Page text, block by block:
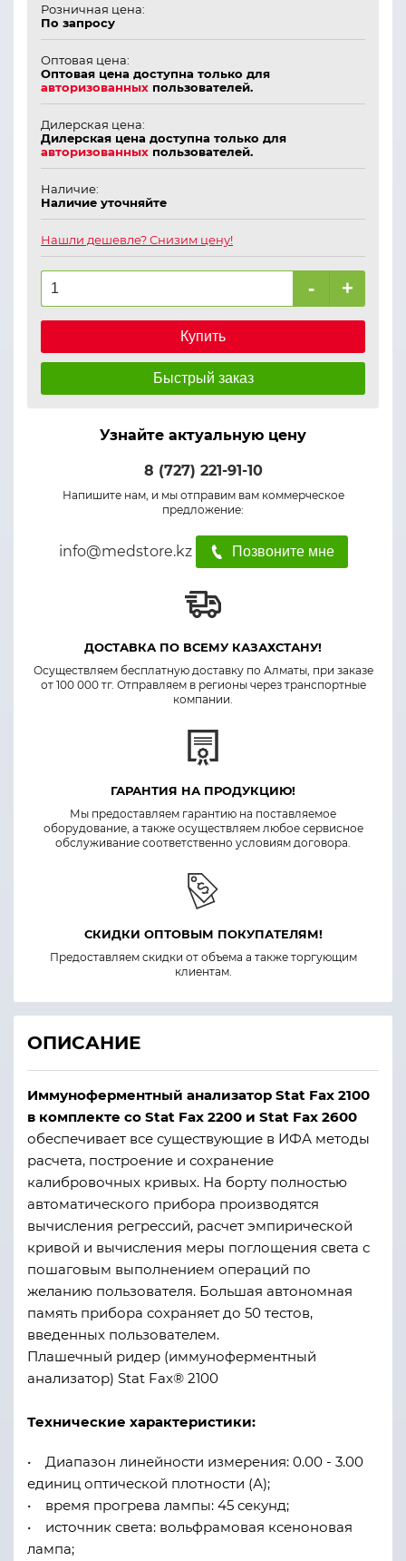
Розничная цена:
По запросу
Оптовая цена:
Оптовая цена доступна только для
авторизованных пользователей.
Дилерская цена:
Дилерская цена доступна только для
авторизованных пользователей.
Наличие:
Наличие уточняйте
Нашли дешевле? Снизим цену!
- +
Купить
Быстрый заказ
Узнайте актуальную цену
8 (727) 221-91-10
Напишите нам, и мы отправим вам коммерческое
предложение:
info@medstore.kz Позвоните мне
ДОСТАВКА ПО ВСЕМУ КАЗАХСТАНУ!
Осуществляем бесплатную доставку по Алматы, при заказе
от 100 000 тг. Отправляем в регионы через транспортные
компании.
ГАРАНТИЯ НА ПРОДУКЦИЮ!
Мы предоставляем гарантию на поставляемое
оборудование, а также осуществляем любое сервисное
обслуживание соответственно условиям договора.
СКИДКИ ОПТОВЫМ ПОКУПАТЕЛЯМ!
Предоставляем скидки от объема а также торгующим
клиентам.
ОПИСАНИЕ
Иммуноферментный анализатор Stat Fax 2100
в комплекте со Stat Fax 2200 и Stat Fax 2600
обеспечивает все существующие в ИФА методы
расчета, построение и сохранение
калибровочных кривых. На борту полностью
автоматического прибора производятся
вычисления регрессий, расчет эмпирической
кривой и вычисления меры поглощения света с
пошаговым выполнением операций по
желанию пользователя. Большая автономная
память прибора сохраняет до 50 тестов,
введенных пользователем.
Плашечный ридер (иммуноферментный
анализатор) Stat Fax® 2100
Технические характеристики:
• Диапазон линейности измерения: 0.00 - 3.00
единиц оптической плотности (А);
• время прогрева лампы: 45 секунд;
• источник света: вольфрамовая ксеноновая
лампа;